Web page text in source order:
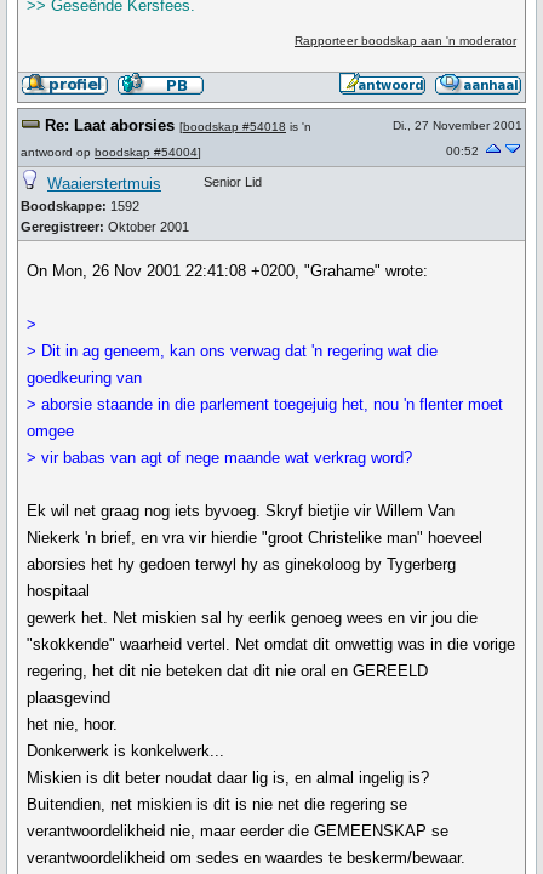
>> Geseënde Kersfees.
Rapporteer boodskap aan 'n moderator
Re: Laat aborsies [boodskap #54018 is 'n
antwoord op boodskap #54004]
Di., 27 November 2001
00:52
Waaierstertmuis
Boodskappe: 1592
Geregistreer: Oktober 2001
Senior Lid
On Mon, 26 Nov 2001 22:41:08 +0200, "Grahame" wrote:
>
> Dit in ag geneem, kan ons verwag dat 'n regering wat die
goedkeuring van
> aborsie staande in die parlement toegejuig het, nou 'n flenter moet
omgee
> vir babas van agt of nege maande wat verkrag word?
Ek wil net graag nog iets byvoeg. Skryf bietjie vir Willem Van
Niekerk 'n brief, en vra vir hierdie "groot Christelike man" hoeveel
aborsies het hy gedoen terwyl hy as ginekoloog by Tygerberg
hospitaal
gewerk het. Net miskien sal hy eerlik genoeg wees en vir jou die
"skokkende" waarheid vertel. Net omdat dit onwettig was in die vorige
regering, het dit nie beteken dat dit nie oral en GEREELD
plaasgevind
het nie, hoor.
Donkerwerk is konkelwerk...
Miskien is dit beter noudat daar lig is, en almal ingelig is?
Buitendien, net miskien is dit is nie net die regering se
verantwoordelikheid nie, maar eerder die GEMEENSKAP se
verantwoordelikheid om sedes en waardes te beskerm/bewaar.